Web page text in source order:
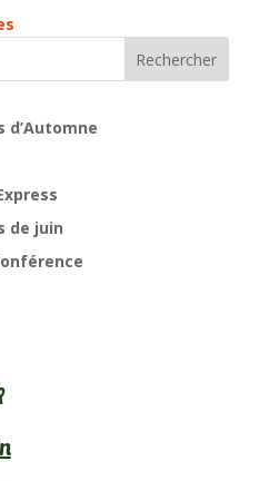
Rechercher
de juin